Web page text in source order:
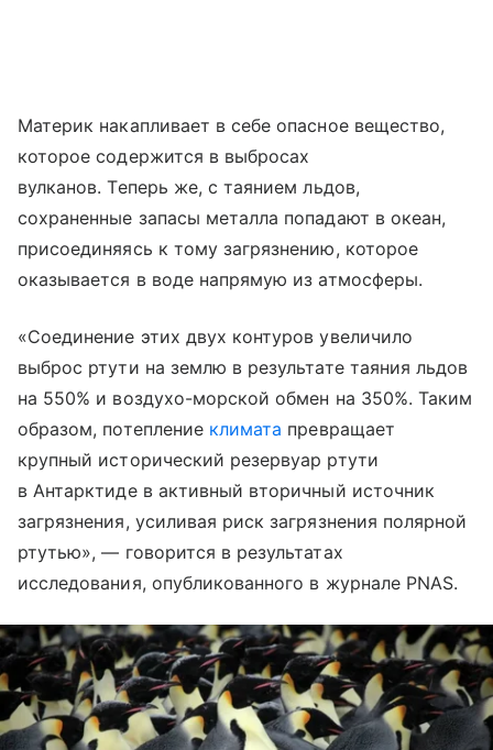
Материк накапливает в себе опасное вещество,
которое содержится в выбросах
вулканов. Теперь же, с таянием льдов,
сохраненные запасы металла попадают в океан,
присоединяясь к тому загрязнению, которое
оказывается в воде напрямую из атмосферы.
«Соединение этих двух контуров увеличило
выброс ртути на землю в результате таяния льдов
на 550% и воздухо-морской обмен на 350%. Таким
образом, потепление климата превращает
крупный исторический резервуар ртути
в Антарктиде в активный вторичный источник
загрязнения, усиливая риск загрязнения полярной
ртутью», — говорится в результатах
исследования, опубликованного в журнале PNAS.